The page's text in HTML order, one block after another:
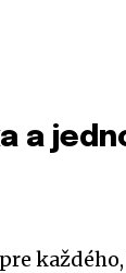
a
každého,